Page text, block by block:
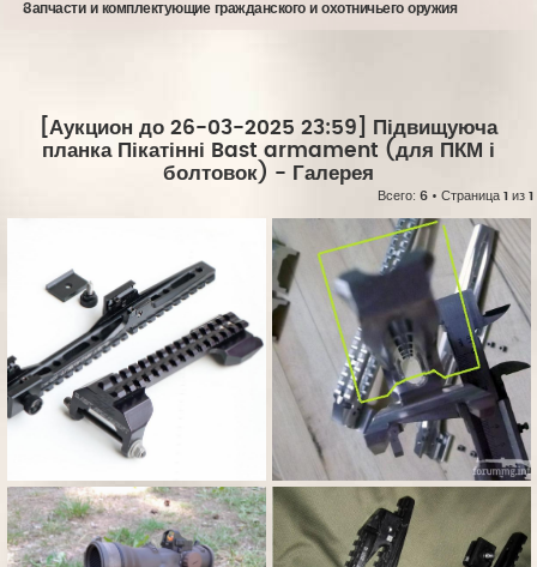
Запчасти и комплектующие гражданского и охотничьего оружия
[Аукцион до 26-03-2025 23:59] Підвищуюча
планка Пікатінні Bast armament (для ПКМ і
болтовок) - Галерея
Всего: 6 • Страница 1 из 1